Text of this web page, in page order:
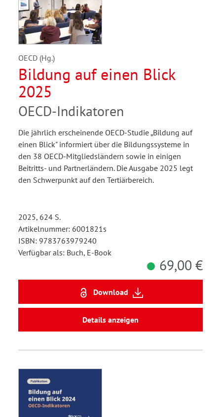
OECD (Hg.)
Bildung auf einen Blick
2025
OECD-Indikatoren
Die jährlich erscheinende OECD-Studie „Bildung auf
einen Blick" informiert über die Bildungssysteme in
den 38 OECD-Mitgliedsländern sowie in einigen
Beitritts- und Partnerländern. Die Ausgabe 2025 legt
den Schwerpunkt auf den Tertiärbereich.
2025, 624 S.
Artikelnummer: 6001821s
ISBN: 9783763979240
Verfügbar als: Buch, E-Book
69,00 €
Download
Details anzeigen